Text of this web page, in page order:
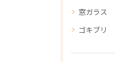
窓ガラス
ゴキブリ